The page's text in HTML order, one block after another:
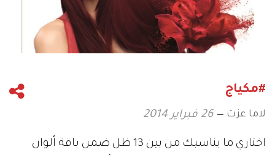
#مكياج
لاما عزت 26 فبراير 2014
اختاري ما يناسبك من بين 13 ظل ضمن باقة ألوان